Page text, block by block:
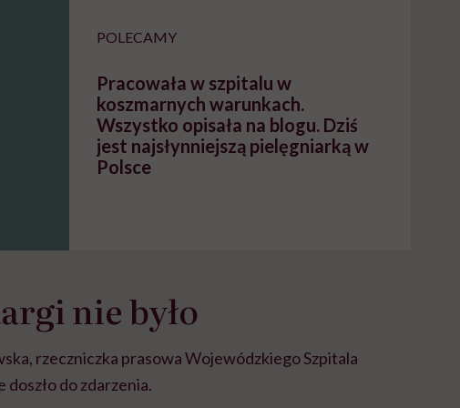
POLECAMY
Pracowała w szpitalu w
koszmarnych warunkach.
Wszystko opisała na blogu. Dziś
jest najsłynniejszą pielęgniarką w
Polsce
nie było
rzeczniczka prasowa Wojewódzkiego Szpitala
do zdarzenia.